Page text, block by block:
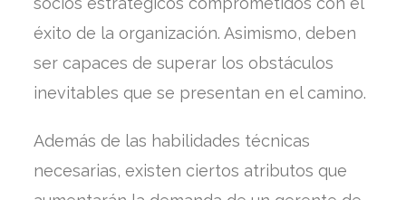
éxito de la organización. Asimismo, deben
ser capaces de superar los obstáculos
inevitables que se presentan en el camino.
Además de las habilidades técnicas
necesarias, existen ciertos atributos que